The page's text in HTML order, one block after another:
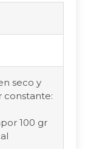
seco y
constante:
100 gr